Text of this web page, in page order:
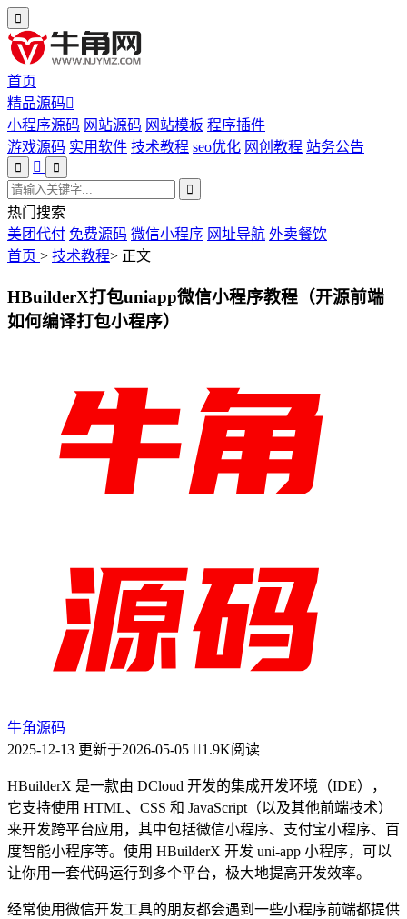
首页
精品源码
小程序源码 网站源码 网站模板 程序插件
游戏源码 实用软件 技术教程 seo优化 网创教程 站务公告
热门搜索
美团代付 免费源码 微信小程序 网址导航 外卖餐饮
首页 > 技术教程> 正文
HBuilderX打包uniapp微信小程序教程（开源前端
如何编译打包小程序）
牛角源码
2025-12-13 更新于2026-05-05 1.9K阅读
HBuilderX 是一款由 DCloud 开发的集成开发环境（IDE），
它支持使用 HTML、CSS 和 JavaScript（以及其他前端技术）
来开发跨平台应用，其中包括微信小程序、支付宝小程序、百
度智能小程序等。使用 HBuilderX 开发 uni-app 小程序，可以
让你用一套代码运行到多个平台，极大地提高开发效率。
经常使用微信开发工具的朋友都会遇到一些小程序前端都提供